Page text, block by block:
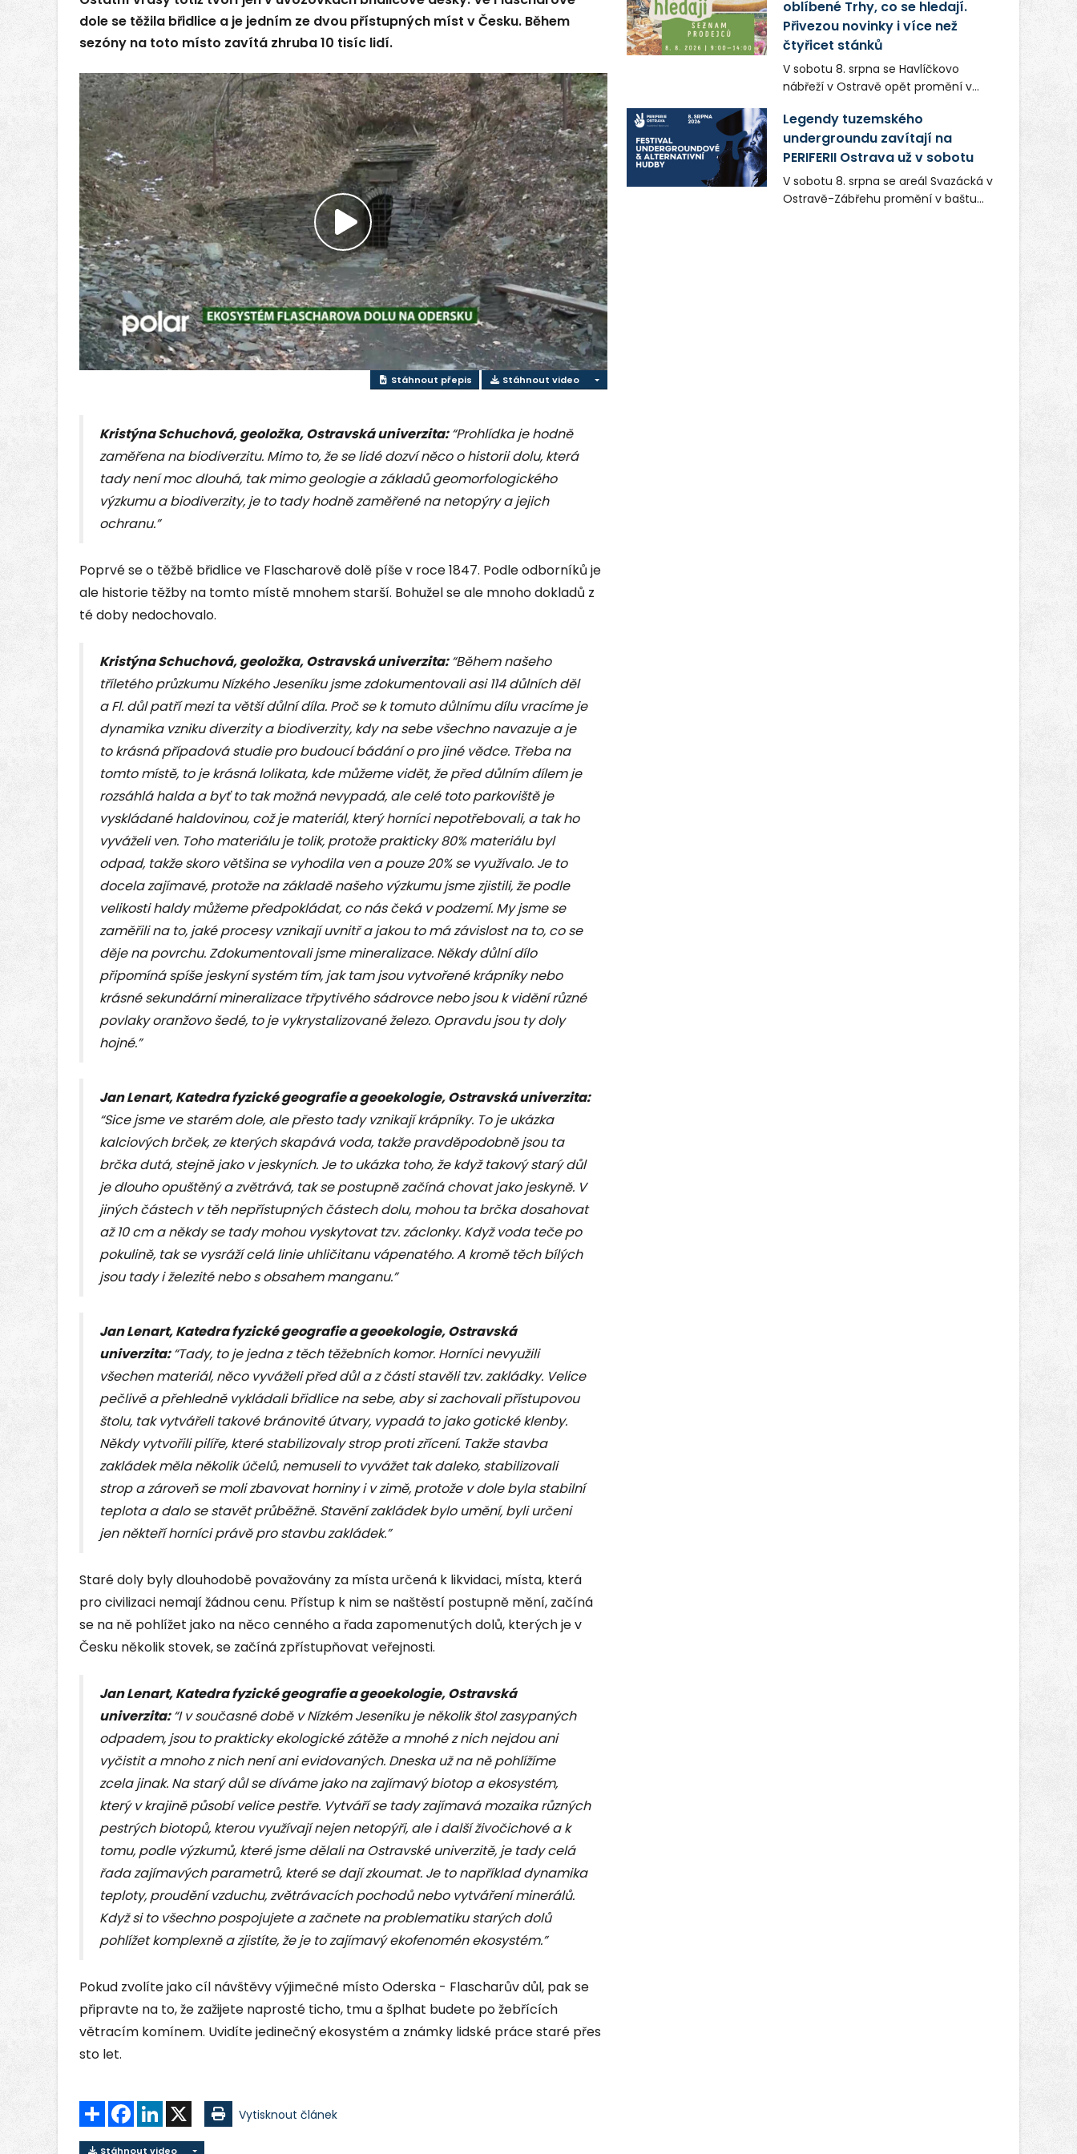
dole se těžila břidlice a je jedním ze dvou přístupných míst v Česku. Během
sezóny na toto místo zavítá zhruba 10 tisíc lidí.
Přehrát
video
Stáhnout přepis Stáhnout video
Kristýna Schuchová, geoložka, Ostravská univerzita:“Prohlídka je hodně
zaměřena na biodiverzitu. Mimo to, že se lidé dozví něco o historii dolu, která
tady není moc dlouhá, tak mimo geologie a základů geomorfologického
výzkumu a biodiverzity, je to tady hodně zaměřené na netopýry a jejich
ochranu.”
Poprvé se o těžbě břidlice ve Flascharově dolě píše v roce 1847. Podle odborníků je
ale historie těžby na tomto místě mnohem starší. Bohužel se ale mnoho dokladů z
té doby nedochovalo.
Kristýna Schuchová, geoložka, Ostravská univerzita:“Během našeho
tříletého průzkumu Nízkého Jeseníku jsme zdokumentovali asi 114 důlních děl
a Fl. důl patří mezi ta větší důlní díla. Proč se k tomuto důlnímu dílu vracíme je
dynamika vzniku diverzity a biodiverzity, kdy na sebe všechno navazuje a je
to krásná případová studie pro budoucí bádání o pro jiné vědce. Třeba na
tomto místě, to je krásná lolikata, kde můžeme vidět, že před důlním dílem je
rozsáhlá halda a byť to tak možná nevypadá, ale celé toto parkoviště je
vyskládané haldovinou, což je materiál, který horníci nepotřebovali, a tak ho
vyváželi ven. Toho materiálu je tolik, protože prakticky 80% materiálu byl
odpad, takže skoro většina se vyhodila ven a pouze 20% se využívalo. Je to
docela zajímavé, protože na základě našeho výzkumu jsme zjistili, že podle
velikosti haldy můžeme předpokládat, co nás čeká v podzemí. My jsme se
zaměřili na to, jaké procesy vznikají uvnitř a jakou to má závislost na to, co se
děje na povrchu. Zdokumentovali jsme mineralizace. Někdy důlní dílo
připomíná spíše jeskyní systém tím, jak tam jsou vytvořené krápníky nebo
krásné sekundární mineralizace třpytivého sádrovce nebo jsou k vidění různé
povlaky oranžovo šedé, to je vykrystalizované železo. Opravdu jsou ty doly
hojné.”
Jan Lenart, Katedra fyzické geografie a geoekologie, Ostravská univerzita:
“Sice jsme ve starém dole, ale přesto tady vznikají krápníky. To je ukázka
kalciových brček, ze kterých skapává voda, takže pravděpodobně jsou ta
brčka dutá, stejně jako v jeskyních. Je to ukázka toho, že když takový starý důl
je dlouho opuštěný a zvětrává, tak se postupně začíná chovat jako jeskyně. V
jiných částech v těh nepřístupných částech dolu, mohou ta brčka dosahovat
až 10 cm a někdy se tady mohou vyskytovat tzv. záclonky. Když voda teče po
pokulině, tak se vysráží celá linie uhličitanu vápenatého. A kromě těch bílých
jsou tady i železité nebo s obsahem manganu.”
Jan Lenart, Katedra fyzické geografie a geoekologie, Ostravská
univerzita:“Tady, to je jedna z těch těžebních komor. Horníci nevyužili
všechen materiál, něco vyváželi před důl a z části stavěli tzv. zakládky. Velice
pečlivě a přehledně vykládali břidlice na sebe, aby si zachovali přístupovou
štolu, tak vytvářeli takové bránovité útvary, vypadá to jako gotické klenby.
Někdy vytvořili pilíře, které stabilizovaly strop proti zřícení. Takže stavba
zakládek měla několik účelů, nemuseli to vyvážet tak daleko, stabilizovali
strop a zároveň se moli zbavovat horniny i v zimě, protože v dole byla stabilní
teplota a dalo se stavět průběžně. Stavění zakládek bylo umění, byli určeni
jen někteří horníci právě pro stavbu zakládek.”
Staré doly byly dlouhodobě považovány za místa určená k likvidaci, místa, která
pro civilizaci nemají žádnou cenu. Přístup k nim se naštěstí postupně mění, začíná
se na ně pohlížet jako na něco cenného a řada zapomenutých dolů, kterých je v
Česku několik stovek, se začíná zpřístupňovat veřejnosti.
Jan Lenart, Katedra fyzické geografie a geoekologie, Ostravská
univerzita:“I v současné době v Nízkém Jeseníku je několik štol zasypaných
odpadem, jsou to prakticky ekologické zátěže a mnohé z nich nejdou ani
vyčistit a mnoho z nich není ani evidovaných. Dneska už na ně pohlížíme
zcela jinak. Na starý důl se díváme jako na zajímavý biotop a ekosystém,
který v krajině působí velice pestře. Vytváří se tady zajímavá mozaika různých
pestrých biotopů, kterou využívají nejen netopýři, ale i další živočichové a k
tomu, podle výzkumů, které jsme dělali na Ostravské univerzitě, je tady celá
řada zajímavých parametrů, které se dají zkoumat. Je to například dynamika
teploty, proudění vzduchu, zvětrávacích pochodů nebo vytváření minerálů.
Když si to všechno pospojujete a začnete na problematiku starých dolů
pohlížet komplexně a zjistíte, že je to zajímavý ekofenomén ekosystém.”
Pokud zvolíte jako cíl návštěvy výjimečné místo Oderska - Flascharův důl, pak se
připravte na to, že zažijete naprosté ticho, tmu a šplhat budete po žebřících
větracím komínem. Uvidíte jedinečný ekosystém a známky lidské práce staré přes
sto let.
Sdílet FacebookLinkedIn Vytisknout článek
Stáhnout video
oblíbené Trhy, co se hledají.
Přivezou novinky i více než
čtyřicet stánků
V sobotu 8. srpna se Havlíčkovo
nábřeží v Ostravě opět promění v
lokálních výrobků. Trhy, co se hledají
tentokrát nabídnou více než čtyřicet
pečlivě vybraných stánků s kvalitní
gastronomií, farmářskými produkty,
designem i řemeslnou tvorbou.
Návštěvníci se mohou těšit nejen na
Legendy tuzemského
undergroundu zavítají na
PERIFERII Ostrava už v sobotu
V sobotu 8. srpna se areál Svazácká v
Ostravě-Zábřehu promění v baštu